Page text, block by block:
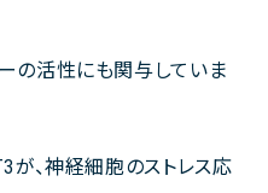
ーの活性にも関与していま
、神経細胞のストレス応